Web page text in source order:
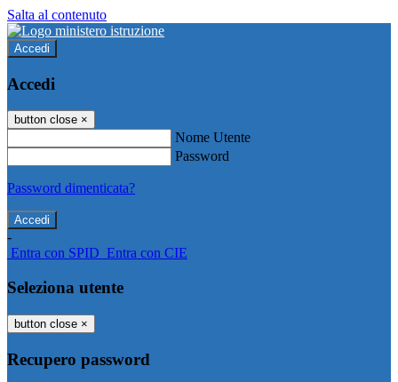
Salta al contenuto
Accedi
Accedi
button close ×
Nome Utente
Password
Password dimenticata?
-
Entra con SPID Entra con CIE
Seleziona utente
button close ×
Recupero password